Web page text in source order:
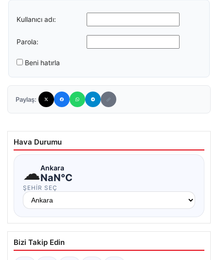
Kullanıcı adı:
Parola:
Beni hatırla
Paylaş:
Hava Durumu
☁Ankara
NaN°C
ŞEHIR SEÇ
Bizi Takip Edin